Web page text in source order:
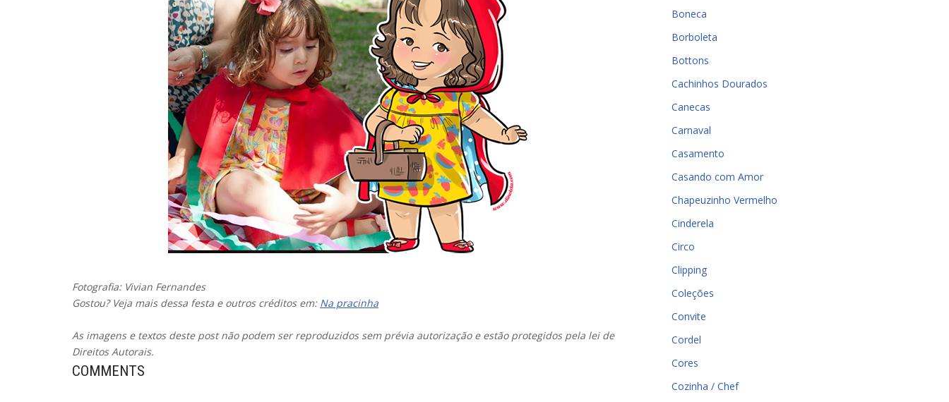
Fotografia: Vivian Fernandes
Gostou? Veja mais dessa festa e outros créditos em: Na pracinha
As imagens e textos deste post não podem ser reproduzidos sem prévia autorização e estão protegidos pela lei de
Direitos Autorais.
COMMENTS
Boneca
Borboleta
Bottons
Cachinhos Dourados
Canecas
Carnaval
Casamento
Casando com Amor
Chapeuzinho Vermelho
Cinderela
Circo
Clipping
Coleções
Convite
Cordel
Cores
Cozinha / Chef